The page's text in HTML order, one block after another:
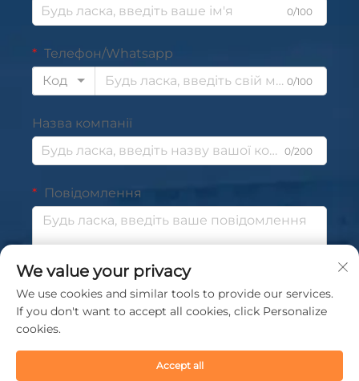
0/100
Телефон/Whatsapp
Код
0/100
Назва компанії
0/200
Повідомлення
Надіслати
We value your privacy
We use cookies and similar tools to provide our services.
If you don't want to accept all cookies, click Personalize
cookies.
Accept all